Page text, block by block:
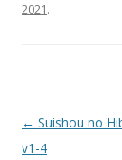
2021.
Post
navigation
← Suishou no
v1-4